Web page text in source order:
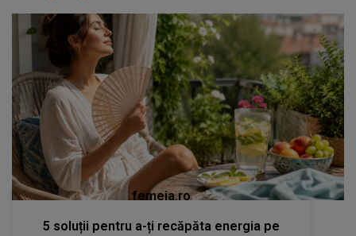
femeia.ro
5 soluții pentru a-ți recăpăta energia pe